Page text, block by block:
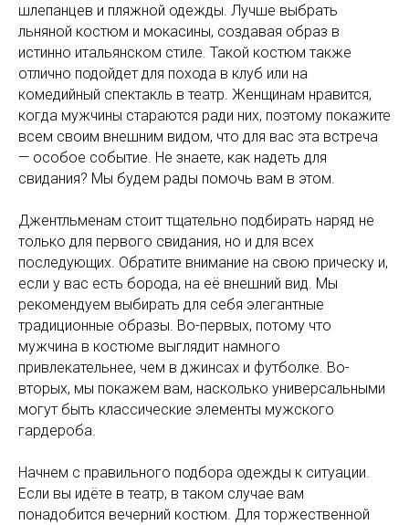
шлепанцев и пляжной одежды. Лучше выбрать
льняной костюм и мокасины, создавая образ в
истинно итальянском стиле. Такой костюм также
отлично подойдет для похода в клуб или на
комедийный спектакль в театр. Женщинам нравится,
когда мужчины стараются ради них, поэтому покажите
всем своим внешним видом, что для вас эта встреча
— особое событие. Не знаете, как надеть для
свидания? Мы будем рады помочь вам в этом.
Джентльменам стоит тщательно подбирать наряд не
только для первого свидания, но и для всех
последующих. Обратите внимание на свою прическу и,
если у вас есть борода, на её внешний вид. Мы
рекомендуем выбирать для себя элегантные
традиционные образы. Во-первых, потому что
мужчина в костюме выглядит намного
привлекательнее, чем в джинсах и футболке. Во-
вторых, мы покажем вам, насколько универсальными
могут быть классические элементы мужского
гардероба.
Начнем с правильного подбора одежды к ситуации.
Если вы идёте в театр, в таком случае вам
понадобится вечерний костюм. Для торжественной